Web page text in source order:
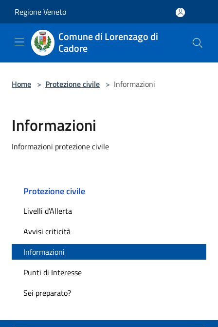
Regione Veneto
Comune di Lorenzago di
Cadore
Home > Protezione civile > Informazioni
Informazioni
Informazioni protezione civile
Protezione civile
Livelli d'Allerta
Avvisi criticità
Informazioni
Punti di Interesse
Sei preparato?